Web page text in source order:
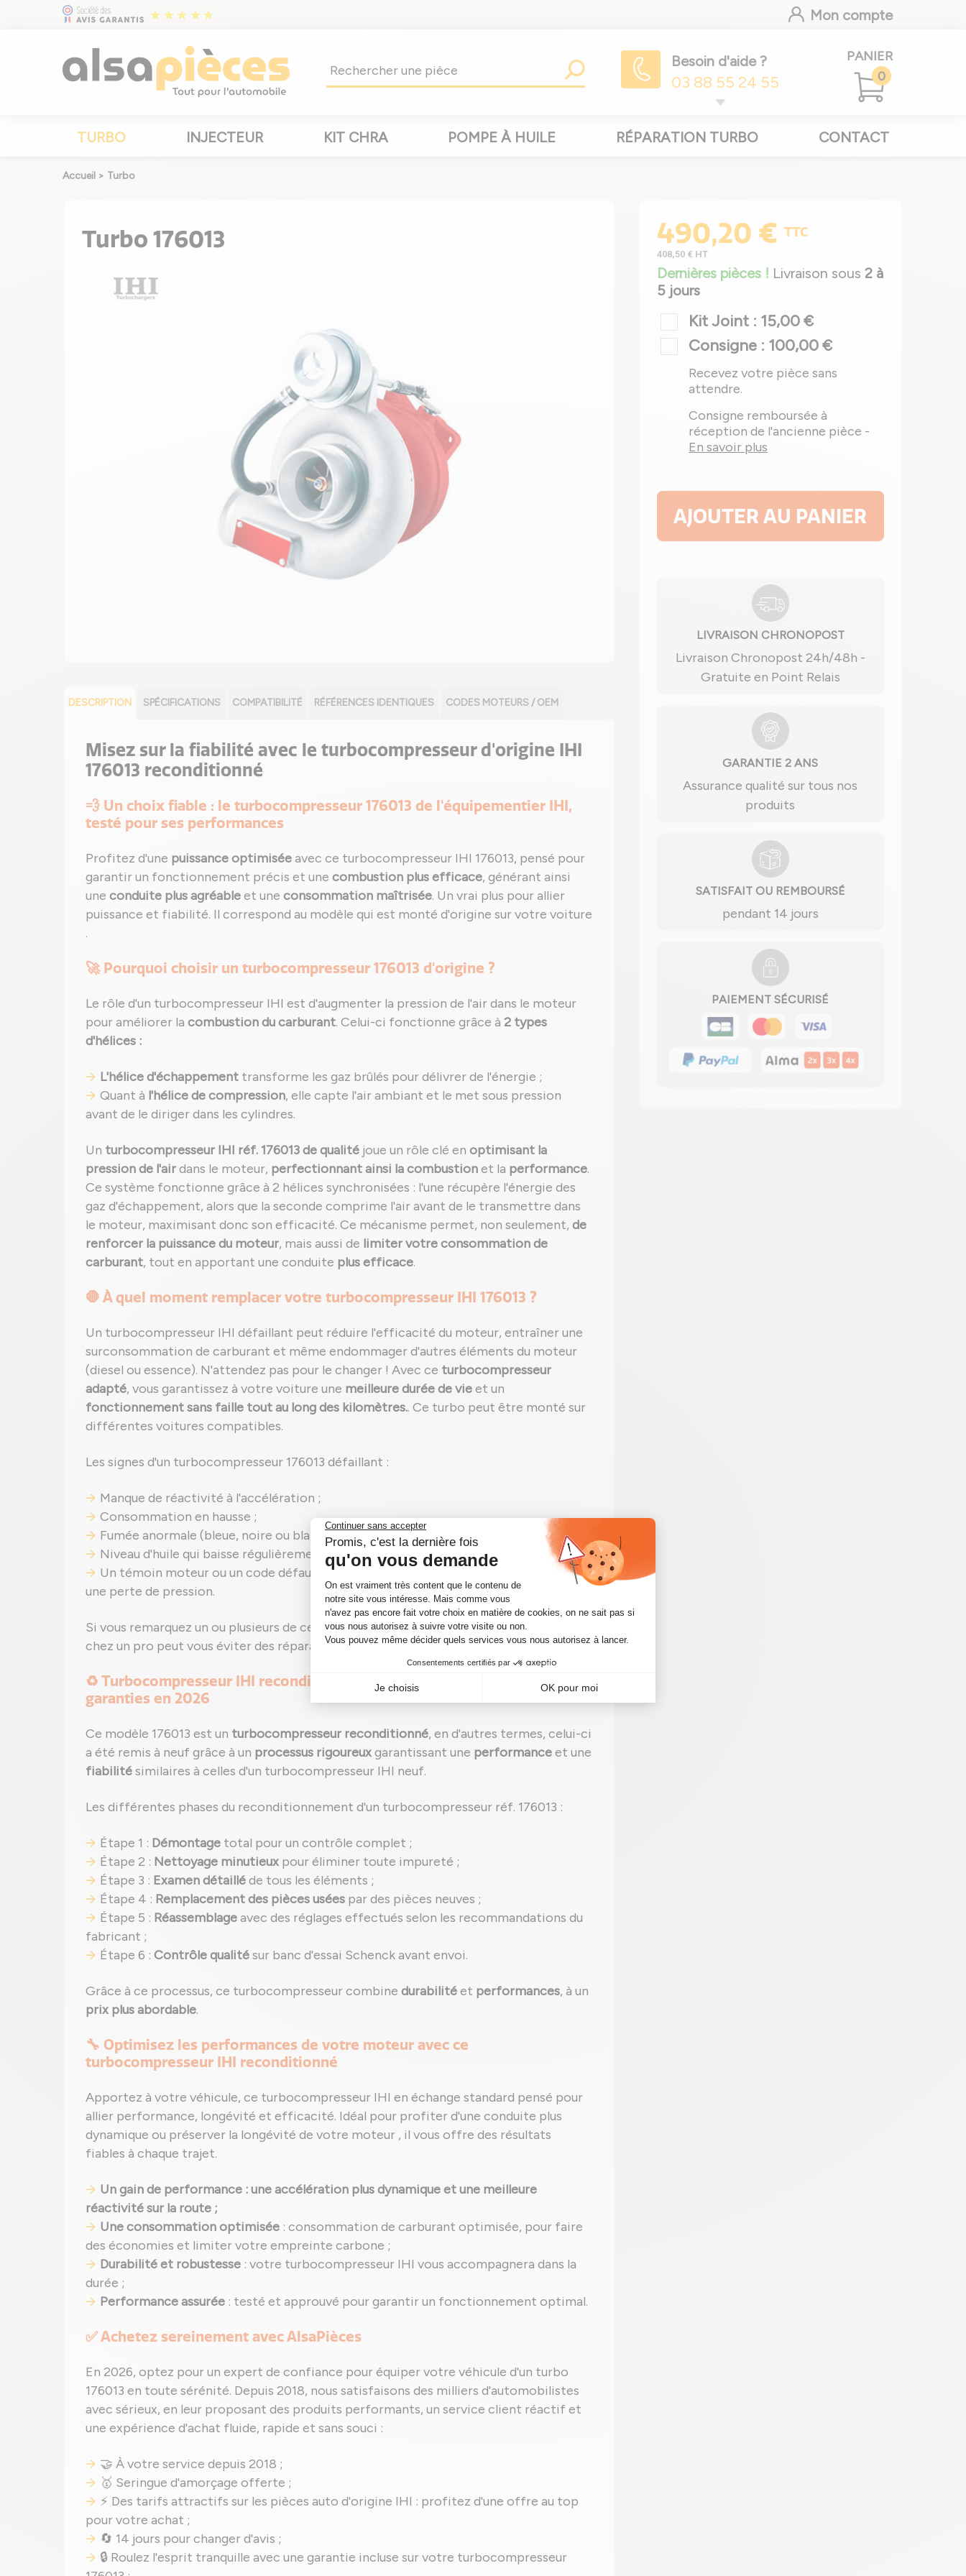
Mon compte
Besoin d'aide ?
03 88 55 24 55
PANIER
0
TURBO INJECTEUR KIT CHRA POMPE À HUILE RÉPARATION TURBO CONTACT
Accueil > Turbo
Turbo 176013
DESCRIPTION SPÉCIFICATIONS COMPATIBILITÉ RÉFÉRENCES IDENTIQUES CODES MOTEURS / OEM
Misez sur la fiabilité avec le turbocompresseur d'origine IHI
176013 reconditionné
💨 Un choix fiable : le turbocompresseur 176013 de l'équipementier IHI,
testé pour ses performances
Profitez d'une puissance optimiséeavec ce turbocompresseur IHI 176013, pensé pour
garantir un fonctionnement précis et une combustion plus efficace, générant ainsi
une conduite plus agréableet une consommation maîtrisée. Un vrai plus pour allier
puissance et fiabilité. Il correspond au modèle qui est monté d'origine sur votre voiture
.
🚀 Pourquoi choisir un turbocompresseur 176013 d'origine ?
Le rôle d'un turbocompresseur IHI est d'augmenter la pression de l'air dans le moteur
pour améliorer la combustion du carburant. Celui-ci fonctionne grâce à 2 types
d'hélices :
L'hélice d'échappement transforme les gaz brûlés pour délivrer de l'énergie ;
Quant à l'hélice de compression, elle capte l'air ambiant et le met sous pression
avant de le diriger dans les cylindres.
Un turbocompresseur IHI réf. 176013 de qualité joue un rôle clé en optimisant la
pression de l'airdans le moteur, perfectionnant ainsi la combustionet la performance.
Ce système fonctionne grâce à 2 hélices synchronisées : l'une récupère l'énergie des
gaz d'échappement, alors que la seconde comprime l'air avant de le transmettre dans
le moteur, maximisant donc son efficacité. Ce mécanisme permet, non seulement, de
renforcer la puissance du moteur, mais aussi de limiter votre consommation de
carburant, tout en apportant une conduite plus efficace.
🛑 À quel moment remplacer votre turbocompresseur IHI 176013 ?
Un turbocompresseur IHI défaillant peut réduire l'efficacité du moteur, entraîner une
surconsommation de carburant et même endommager d'autres éléments du moteur
(diesel ou essence). N'attendez pas pour le changer ! Avec ce turbocompresseur
adapté, vous garantissez à votre voiture une meilleure durée de vieet un
fonctionnement sans faille tout au long des kilomètres.. Ce turbo peut être monté sur
différentes voitures compatibles.
Les signes d'un turbocompresseur 176013 défaillant :
Manque de réactivité à l'accélération ;
Consommation en hausse ;
Fumée anormale (bleue, noire ou blanche) et/ou sifflement excessif ;
Niveau d'huile qui baisse régulièrement sans trace apparente ;
Un témoin moteur ou un code défaut peut apparaître, comme le P0299 signalant
une perte de pression.
Si vous remarquez un ou plusieurs de ces signes, n'attendez pas ! Un simple diagnostic
chez un pro peut vous éviter des réparations onéreuses sur votre véhicule.
♻️ Turbocompresseur IHI reconditionné : performance et fiabilité
garanties en 2026
Ce modèle 176013 est un turbocompresseur reconditionné, en d'autres termes, celui-ci
a été remis à neuf grâce à un processus rigoureuxgarantissant une performanceet une
fiabilitésimilaires à celles d'un turbocompresseur IHI neuf.
Les différentes phases du reconditionnement d'un turbocompresseur réf. 176013 :
Étape 1 : Démontage total pour un contrôle complet ;
Étape 2 : Nettoyage minutieux pour éliminer toute impureté ;
Étape 3 : Examen détailléde tous les éléments ;
Étape 4 : Remplacement des pièces usées par des pièces neuves ;
Étape 5 : Réassemblageavec des réglages effectués selon les recommandations du
fabricant ;
Étape 6 : Contrôle qualitésur banc d'essai Schenck avant envoi.
Grâce à ce processus, ce turbocompresseur combine durabilitéet performances, à un
prix plus abordable.
🔧 Optimisez les performances de votre moteur avec ce
turbocompresseur IHI reconditionné
Apportez à votre véhicule, ce turbocompresseur IHI en échange standard pensé pour
allier performance, longévité et efficacité. Idéal pour profiter d'une conduite plus
dynamique ou préserver la longévité de votre moteur , il vous offre des résultats
fiables à chaque trajet.
Un gain de performance : une accélération plus dynamique et une meilleure
réactivité sur la route ;
Une consommation optimisée : consommation de carburant optimisée, pour faire
des économies et limiter votre empreinte carbone ;
Durabilité et robustesse : votre turbocompresseur IHI vous accompagnera dans la
durée ;
Performance assurée : testé et approuvé pour garantir un fonctionnement optimal.
✅ Achetez sereinement avec AlsaPièces
En 2026, optez pour un expert de confiance pour équiper votre véhicule d'un turbo
176013 en toute sérénité. Depuis 2018, nous satisfaisons des milliers d'automobilistes
avec sérieux, en leur proposant des produits performants, un service client réactif et
une expérience d'achat fluide, rapide et sans souci :
🤝 À votre service depuis 2018 ;
🥇 Seringue d'amorçage offerte ;
⚡ Des tarifs attractifs sur les pièces auto d'origine IHI : profitez d'une offre au top
pour votre achat ;
🔄 14 jours pour changer d'avis ;
🔒 Roulez l'esprit tranquille avec une garantie incluse sur votre turbocompresseur
490,20 € TTC
408,50 € HT
Dernières pièces ! Livraison sous 2 à
5 jours
Kit Joint : 15,00 €
Consigne : 100,00 €
Recevez votre pièce sans
attendre.
Consigne remboursée à
réception de l'ancienne pièce -
En savoir plus
AJOUTER AU PANIER
LIVRAISON CHRONOPOST
Livraison Chronopost 24h/48h -
Gratuite en Point Relais
GARANTIE 2 ANS
Assurance qualité sur tous nos
produits
SATISFAIT OU REMBOURSÉ
pendant 14 jours
PAIEMENT SÉCURISÉ